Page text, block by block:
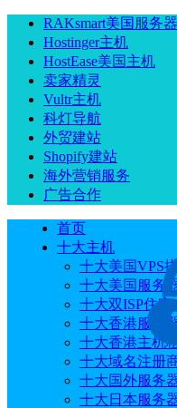
RAKsmart美国服务器
Hostinger主机
HostEase美国主机
卖家精灵
Vultr主机
科灯导航
外贸建站
Shopify建站
海外营销服务
广告合作
首页
十大主机
十大美国VPS
十大美国服务
十大双ISP住宅
十大香港服务
十大香港主机
十大域名注册
十大国外服务
十大日本服务
当前位置：首页 建站技术